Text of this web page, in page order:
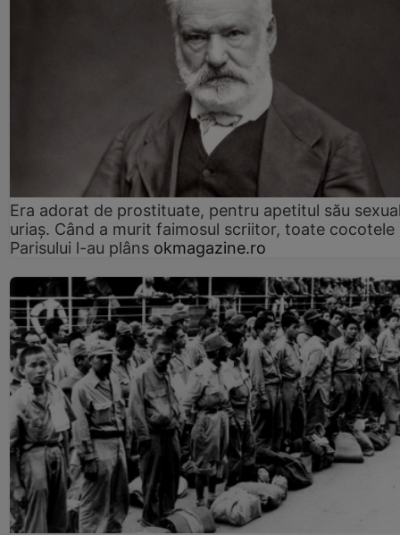
Era adorat de prostituate, pentru apetitul său
uriaș. Când a murit faimosul scriitor, toate cocotele
Parisului l-au plâns okmagazine.ro